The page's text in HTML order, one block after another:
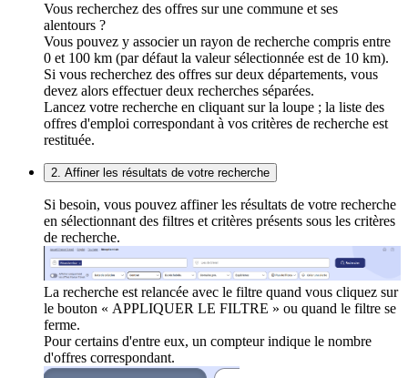
Vous recherchez des offres sur une commune et ses
alentours ?
Vous pouvez y associer un rayon de recherche compris entre
0 et 100 km (par défaut la valeur sélectionnée est de 10 km).
Si vous recherchez des offres sur deux départements, vous
devez alors effectuer deux recherches séparées.
Lancez votre recherche en cliquant sur la loupe ; la liste des
offres d'emploi correspondant à vos critères de recherche est
restituée.
2. Affiner les résultats de votre recherche
Si besoin, vous pouvez affiner les résultats de votre recherche
en sélectionnant des filtres et critères présents sous les critères
de recherche.
La recherche est relancée avec le filtre quand vous cliquez sur
le bouton « APPLIQUER LE FILTRE » ou quand le filtre se
ferme.
Pour certains d'entre eux, un compteur indique le nombre
d'offres correspondant.